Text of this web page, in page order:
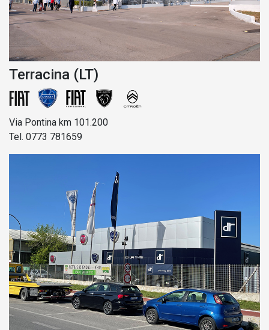
Terracina (LT)
Via Pontina km 101.200
Tel. 0773 781659